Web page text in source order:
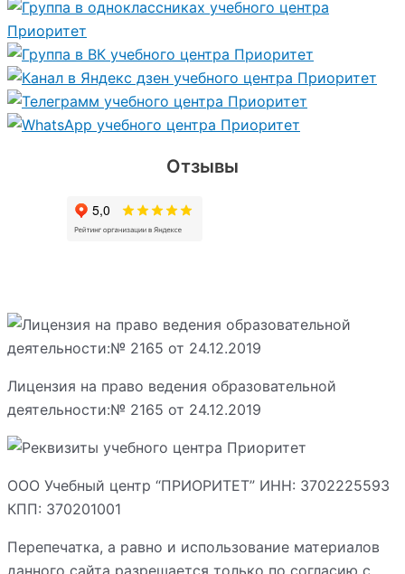
Отзывы
Лицензия на право ведения образовательной
деятельности:№ 2165 от 24.12.2019
ООО Учебный центр “ПРИОРИТЕТ” ИНН: 3702225593
КПП: 370201001
Перепечатка, а равно и использование материалов
данного сайта разрешается только по согласию с